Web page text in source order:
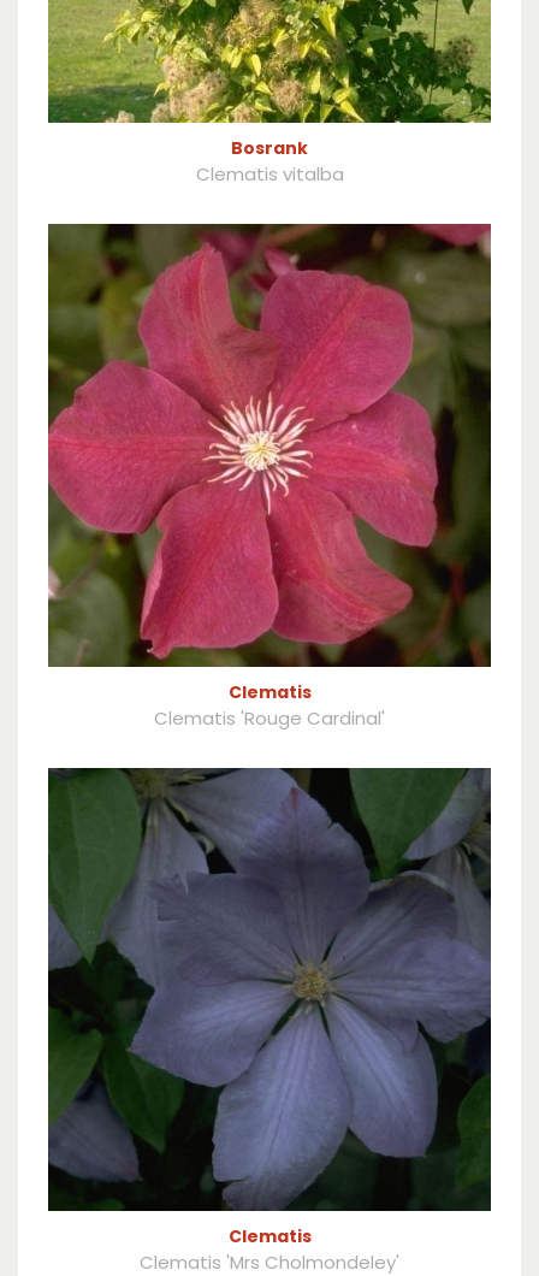
Bosrank
Clematis vitalba
Clematis
Clematis 'Rouge Cardinal'
Clematis
Clematis 'Mrs Cholmondeley'